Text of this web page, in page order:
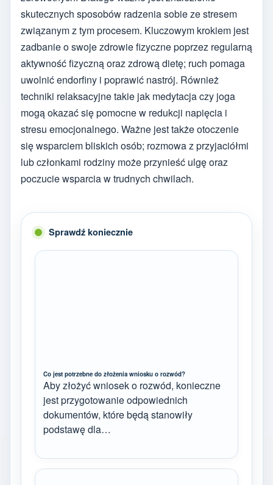
skutecznych sposobów radzenia sobie ze stresem
związanym z tym procesem. Kluczowym krokiem jest
zadbanie o swoje zdrowie fizyczne poprzez regularną
aktywność fizyczną oraz zdrową dietę; ruch pomaga
uwolnić endorfiny i poprawić nastrój. Również
techniki relaksacyjne takie jak medytacja czy joga
mogą okazać się pomocne w redukcji napięcia i
stresu emocjonalnego. Ważne jest także otoczenie
się wsparciem bliskich osób; rozmowa z przyjaciółmi
lub członkami rodziny może przynieść ulgę oraz
poczucie wsparcia w trudnych chwilach.
Sprawdź koniecznie
Co jest potrzebne do złożenia wniosku o rozwód?
Aby złożyć wniosek o rozwód, konieczne
jest przygotowanie odpowiednich
dokumentów, które będą stanowiły
podstawę dla…